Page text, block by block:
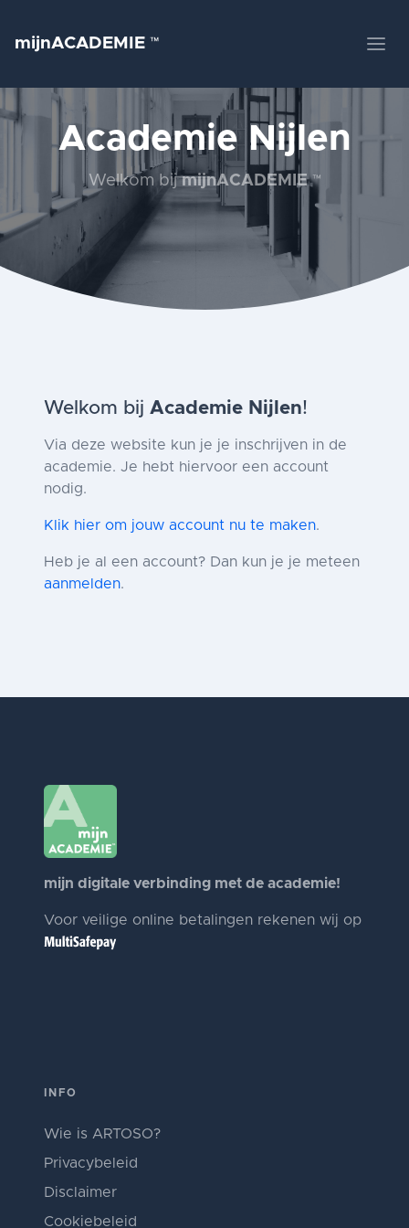
mijnACADEMIE ™
Academie Nijlen
Welkom bijmijnACADEMIE ™
Welkom bij Academie Nijlen!
Via deze website kun je je inschrijven in de
academie. Je hebt hiervoor een account
nodig.
Klik hier om jouw account nu te maken.
Heb je al een account? Dan kun je je meteen
aanmelden.
mijn digitale verbinding met de academie!
Voor veilige online betalingen rekenen wij op
INFO
Wie is ARTOSO?
Privacybeleid
Disclaimer
Cookiebeleid